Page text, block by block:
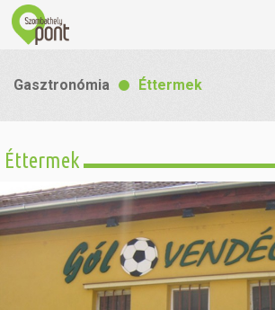
Látnivalók
Gasztronómia
Szállás
Gasztronómia Éttermek
Éttermek